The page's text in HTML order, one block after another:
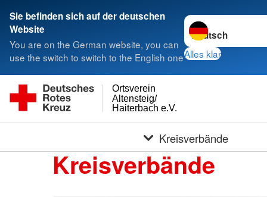
Sie befinden sich auf der deutschen
Website
You are on the German website, you can
use the switch to switch to the English one
Sprache wechseln
Alles klar
Haiterbach e.V.
Altensteig/
Ortsverein
Kreisverbände
Kreisverbände